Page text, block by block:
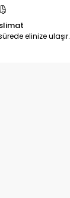
elinize ulaşır.